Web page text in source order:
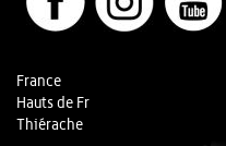
France
Hauts de Fr
Thiérache